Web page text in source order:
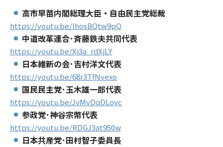
高市早苗内閣総理大臣・自由民主党総裁
https://youtu.be/lhosBQtw9pQ
中道改革連合･斉藤鉄夫共同代表
https://youtu.be/Xj3a_rdXjLY
日本維新の会･吉村洋文代表
https://youtu.be/68r3TfNvexo
国民民主党･玉木雄一郎代表
https://youtu.be/JvMvDqDLoyc
参政党･神谷宗幣代表
https://youtu.be/RDGJ3at950w
日本共産党･田村智子委員長